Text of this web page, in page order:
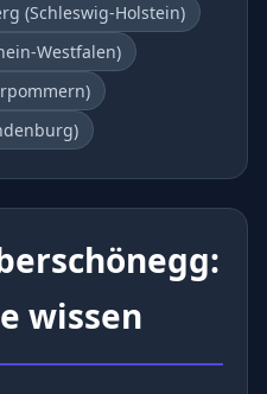
(Schleswig-Holstein)
Westfalen)
wissen